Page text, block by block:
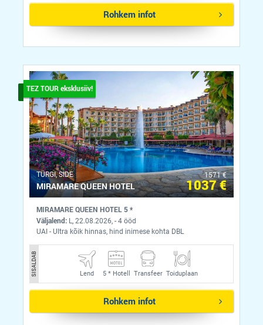
Rohkem infot
TEZ TOUR eksklusiiv!
ТÜRGI, SIDE
MIRAMARE QUEEN HOTEL
1571 €
1037 €
MIRAMARE QUEEN HOTEL 5 *
Väljalend: L, 22.08.2026, - 4 ööd
UAI - Ultra kõik hinnas, hind inimese kohta DBL
SISALDAB Lend 5 *Hotell Transfeer Toiduplaan
Rohkem infot